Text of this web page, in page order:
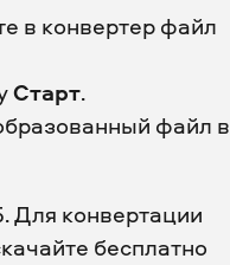
в конвертер файл
Старт.
файл в
конвертации
бесплатно